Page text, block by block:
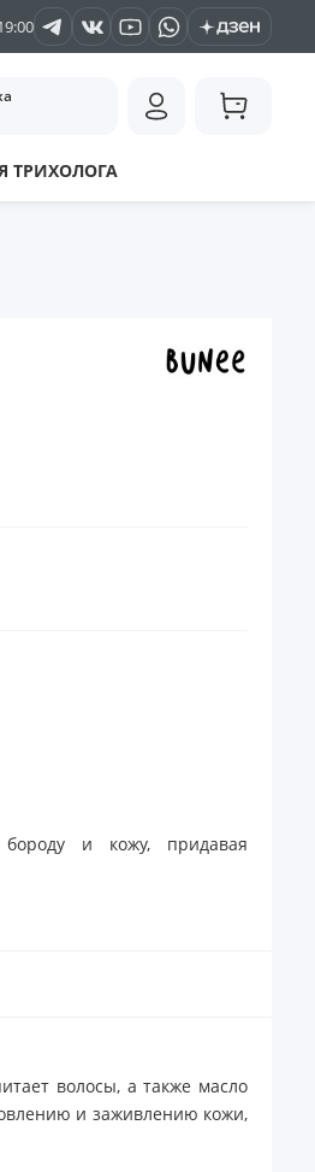
ТРИХОЛОГА
бороду и кожу, придавая
волосы, а также масло
и заживлению кожи,